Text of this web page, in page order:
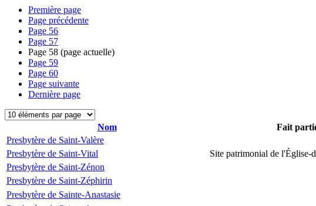
Première page
Page précédente
Page 56
Page 57
Page 58 (page actuelle)
Page 59
Page 60
Page suivante
Dernière page
Nom Fait
Presbytère de Saint-Valère
Presbytère de Saint-Vital
Site patrimonial de l'Église-
Presbytère de Saint-Zénon
Presbytère de Saint-Zéphirin
Presbytère de Sainte-Anastasie